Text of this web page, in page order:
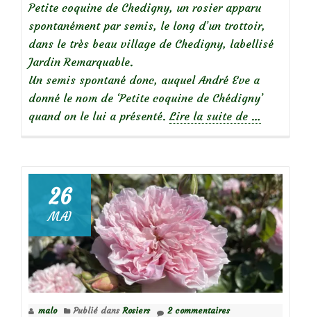
Petite coquine de Chedigny, un rosier apparu
spontanément par semis, le long d’un trottoir,
dans le très beau village de Chedigny, labellisé
Jardin Remarquable.
Un semis spontané donc, auquel André Eve a
donné le nom de ‘Petite coquine de Chédigny’
quand on le lui a présenté. Lire la suite de à
Focus
sur
le
rosier
Petite
…
26
MAI
malo Publié dans Rosiers 2 commentaires